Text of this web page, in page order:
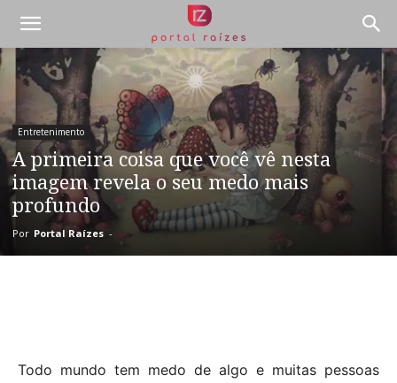
Entretenimento
A primeira coisa que você vê nesta
imagem revela o seu medo mais
profundo
Por Portal Raízes -
Todo mundo tem medo de algo e muitas pessoas